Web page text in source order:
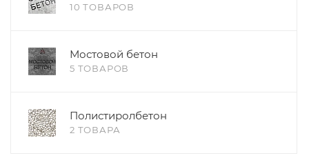
10 ТОВАРОВ
Мостовой бетон
5 ТОВАРОВ
Полистиролбетон
2 ТОВАРА